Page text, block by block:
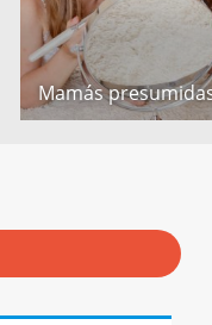
Mamás